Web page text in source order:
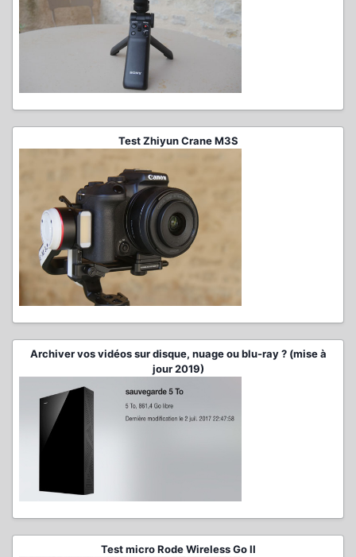
Test Zhiyun Crane M3S
Archiver vos vidéos sur disque, nuage ou blu-ray ? (mise à
jour 2019)
Test micro Rode Wireless Go II